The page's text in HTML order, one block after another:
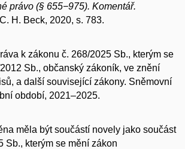
právo (§ 655−975). Komentář.
H. Beck, 2020, s. 783.
k zákonu č. 268/2025 Sb., kterým se
Sb., občanský zákoník, ve znění
a další související zákony. Sněmovní
období, 2021–2025.
měla být součástí novely jako součást
Sb., kterým se mění zákon